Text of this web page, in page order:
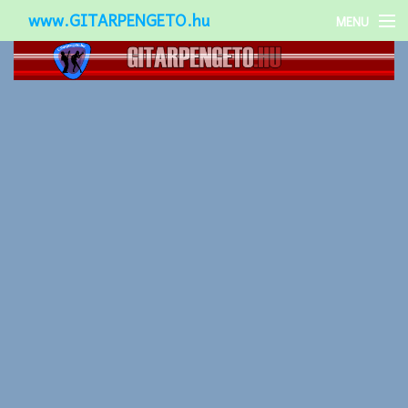
www.GITARPENGETO.hu MENU
Népszerű-